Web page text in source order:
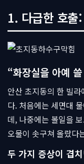
1. 다급한 호출
“화장실을 아예
안산 초지동의 한 빌
다. 처음에는 세면대
데, 나중에는 볼일을
오물이 솟구쳐 올랐다
두 가지 증상이 겹